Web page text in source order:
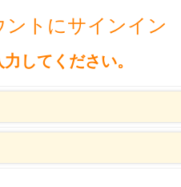
トにサインイン
してください。